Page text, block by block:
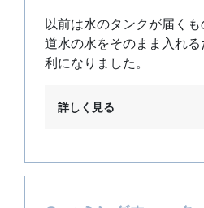
以前は水のタンクが届く
道水の水をそのまま入れ
利になりました。
詳しく見る